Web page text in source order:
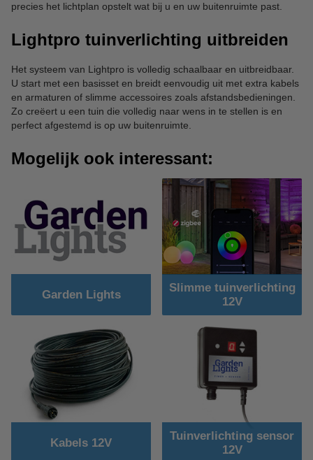
precies het lichtplan opstelt wat bij u en uw buitenruimte past.
Lightpro tuinverlichting uitbreiden
Het systeem van Lightpro is volledig schaalbaar en uitbreidbaar.
U start met een basisset en breidt eenvoudig uit met extra kabels
en armaturen of slimme accessoires zoals afstandsbedieningen.
Zo creëert u een tuin die volledig naar wens in te stellen is en
perfect afgestemd is op uw buitenruimte.
Mogelijk ook interessant:
Garden Lights
Slimme tuinverlichting
12V
Kabels 12V
Tuinverlichting sensor
12V